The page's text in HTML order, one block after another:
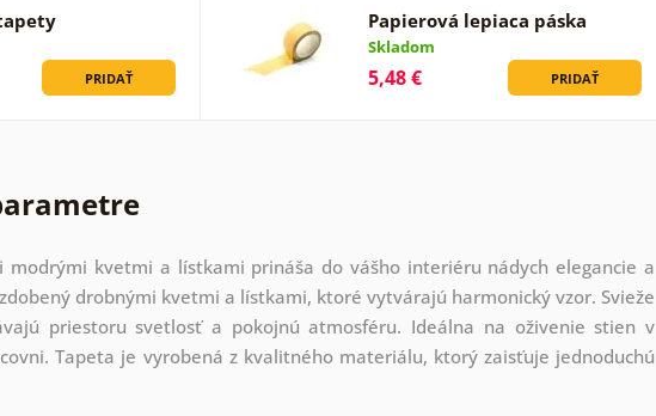
PRIDAŤ
Papierová lepiaca páska
Skladom
5,48 € PRIDAŤ
modrými kvetmi a lístkami prináša do vášho interiéru nádych elegancie a
drobnými kvetmi a lístkami, ktoré vytvárajú harmonický vzor. Svieže
priestoru svetlosť a pokojnú atmosféru. Ideálna na oživenie stien v
Tapeta je vyrobená z kvalitného materiálu, ktorý zaisťuje jednoduchú